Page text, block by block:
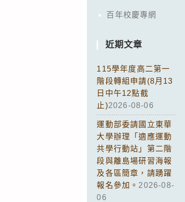
百年校慶專網
近期文章
115學年度高二第一
階段轉組申請(8月13
日中午12點截
止)2026-08-06
運動部委請國立東華
大學辦理「適應運動
共學行動站」第二階
段與離島場研習海報
及各區簡章，請踴躍
報名參加。 2026-08-
06